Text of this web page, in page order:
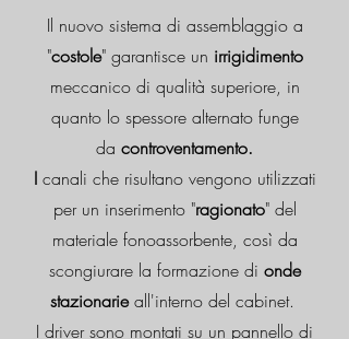
Il nuovo sistema di assemblaggio a
"costole" garantisce un irrigidimento
meccanico di qualità superiore, in
quanto lo spessore alternato funge
da controventamento.
Icanali che risultano vengono utilizzati
per un inserimento "ragionato" del
materiale fonoassorbente, così da
scongiurare la formazione di onde
stazionarieall'interno del cabinet.
I driver sono montati su un pannello di